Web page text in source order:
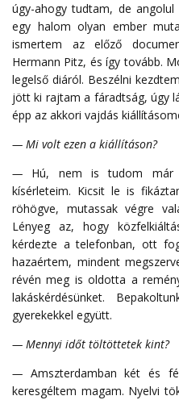
úgy-ahogy tudtam, de
egy halom olyan ember
ismertem az előző
Hermann Pitz, és így tovább.
legelső diáról. Beszélni
jött ki rajtam a fáradtság, úgy
épp az akkori vajdás
— Mi volt ezen a kiállításon?
— Hú, nem is tudom már
kísérleteim. Kicsit le is
röhögve, mutassak végre
Lényeg az, hogy
kérdezte a telefonban, ott
hazaértem, mindent
révén meg is oldotta a
lakáskérdésünket.
gyerekekkel együtt.
— Mennyi időt töltöttetek kint?
— Amszterdamban két és
keresgéltem magam. Nyelvi